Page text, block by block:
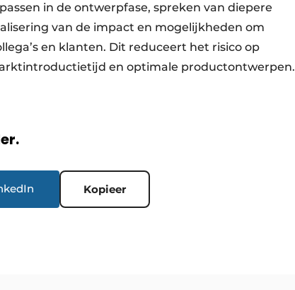
in de ontwerpfase, spreken van diepere
van de impact en mogelijkheden om
en klanten. Dit reduceert het risico op
en optimale productontwerpen.
Kopieer